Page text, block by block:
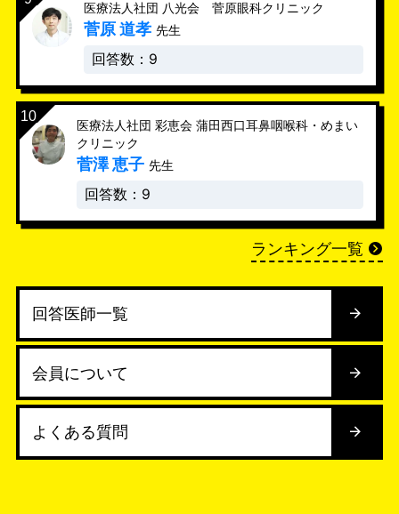
医療法人社団 八光会 菅原眼科クリニック
菅原 道孝 先生
回答数：9
医療法人社団 彩恵会 蒲田西口耳鼻咽喉科・めまい
クリニック
菅澤 恵子 先生
回答数：9
ランキング一覧
回答医師一覧
会員について
よくある質問